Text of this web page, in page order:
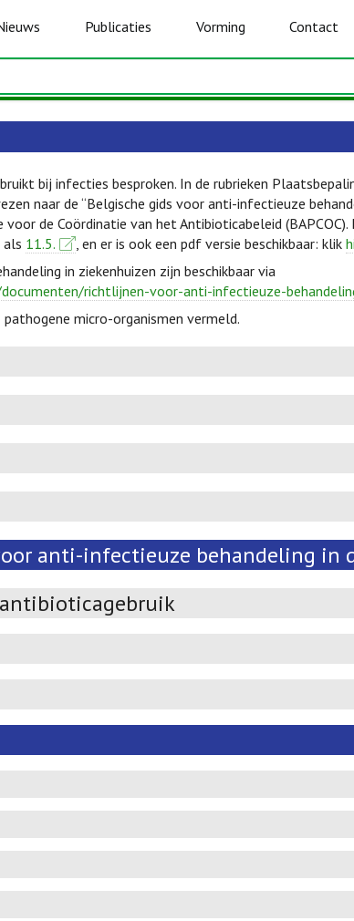
Publicaties Vorming Contact
bij infecties besproken. In de rubrieken
naar de “Belgische gids voor anti-infectieuze
de Coördinatie van het Antibioticabeleid
als 11.5. , en er is ook een pdf versie beschikbaar: klik
in ziekenhuizen zijn beschikbaar via
richtlijnen-voor-anti-infectieuze-
micro-organismen vermeld.
anti-infectieuze behandeling